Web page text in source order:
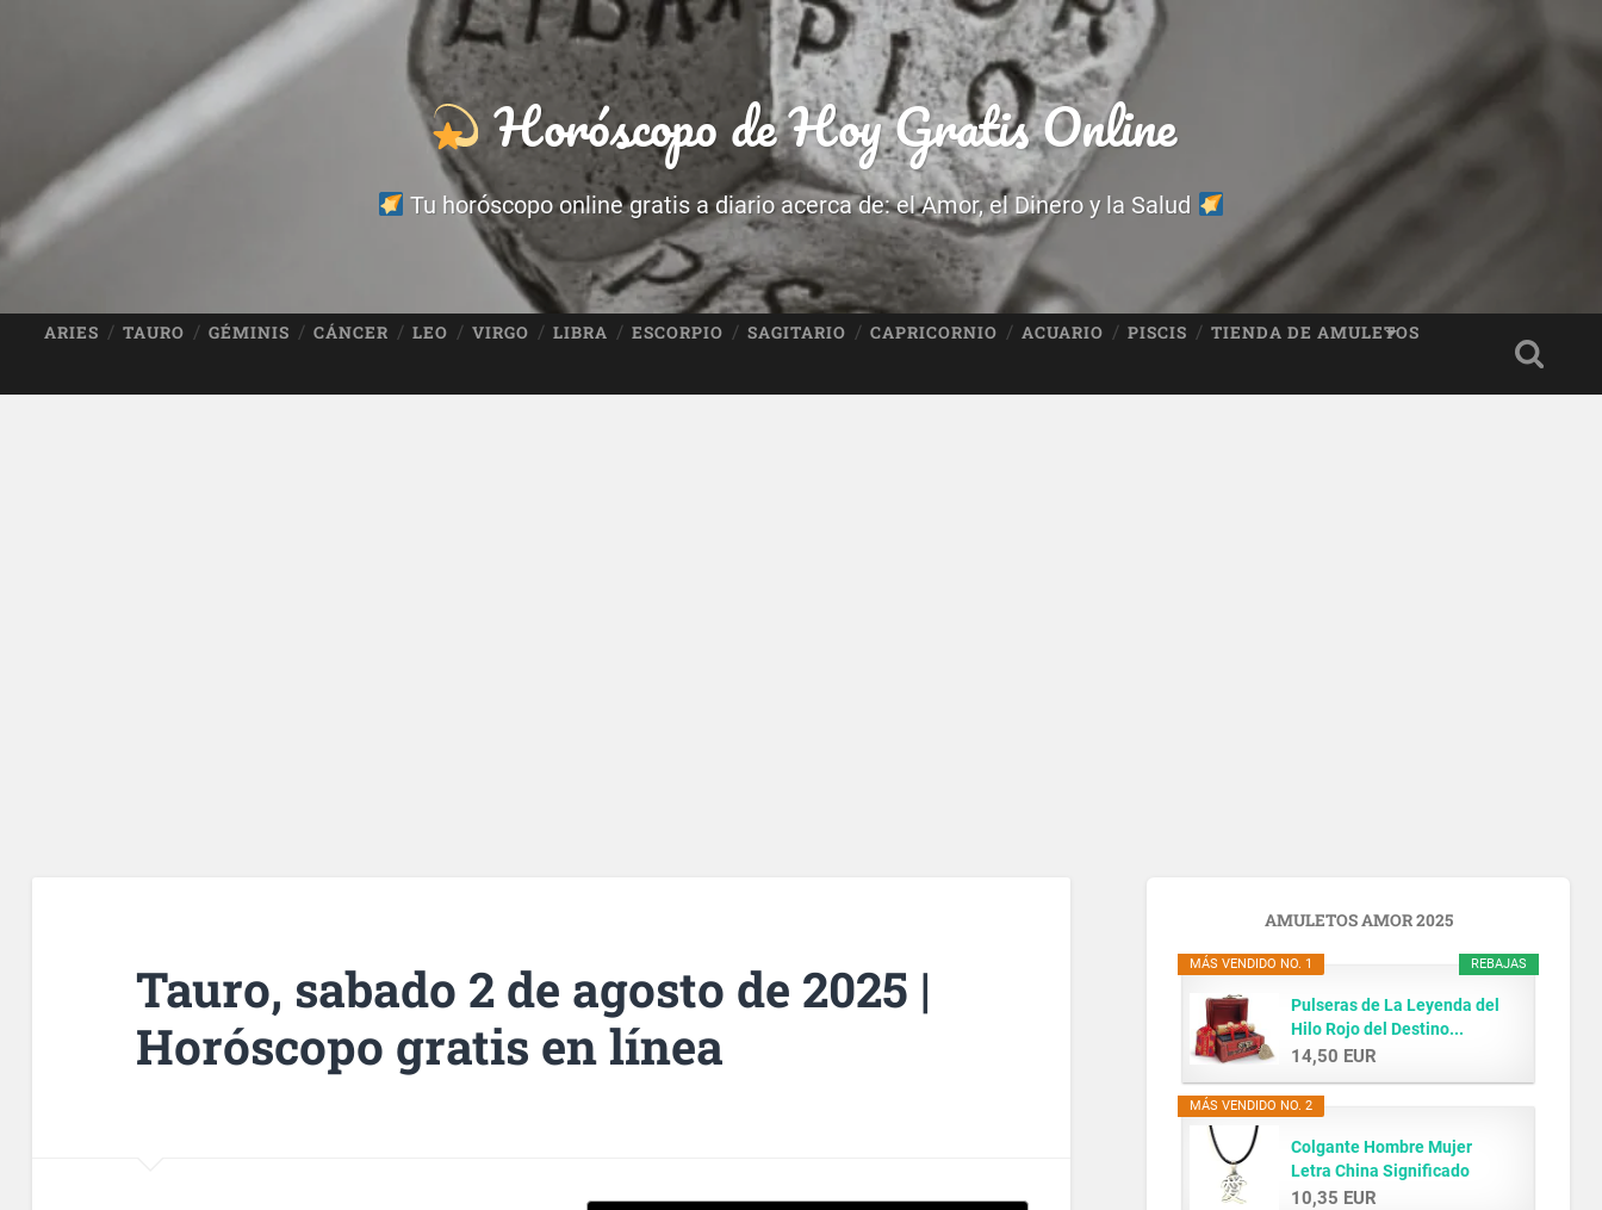
Horóscopo de Hoy Gratis Online
Tu horóscopo online gratis a diario acerca de: el Amor, el Dinero y la Salud
ARIES TAURO GÉMINIS CÁNCER LEO VIRGO LIBRA ESCORPIO SAGITARIO CAPRICORNIO ACUARIO PISCIS TIENDA DE AMULETOS
Tauro, sabado 2 de agosto de 2025 |
Horóscopo gratis en línea
AMULETOS AMOR 2025
REBAJAS
MÁS VENDIDO NO. 1
Pulseras de La Leyenda del
Hilo Rojo del Destino...
14,50 EUR
MÁS VENDIDO NO. 2
Colgante Hombre Mujer
Letra China Significado
AMOR...
10,35 EUR